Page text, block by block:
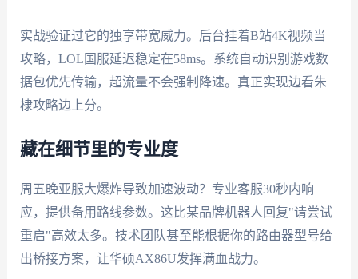
实战验证过它的独享带宽威力。后台挂着B站4K视频当
攻略，LOL国服延迟稳定在58ms。系统自动识别游戏数
据包优先传输，超流量不会强制降速。真正实现边看朱
棣攻略边上分。
藏在细节里的专业度
周五晚亚服大爆炸导致加速波动？专业客服30秒内响
应，提供备用路线参数。这比某品牌机器人回复"请尝试
重启"高效太多。技术团队甚至能根据你的路由器型号给
出桥接方案，让华硕AX86U发挥满血战力。